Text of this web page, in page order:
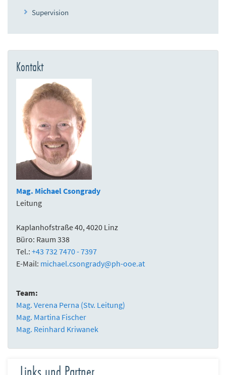
Supervision
Kontakt
Mag. Michael Csongrady
Leitung
Kaplanhofstraße 40, 4020 Linz
Büro: Raum 338
Tel.: +43 732 7470 - 7397
E-Mail: michael.csongrady@ph-ooe.at
Team:
Mag. Verena Perna (Stv. Leitung)
Mag. Martina Fischer
Mag. Reinhard Kriwanek